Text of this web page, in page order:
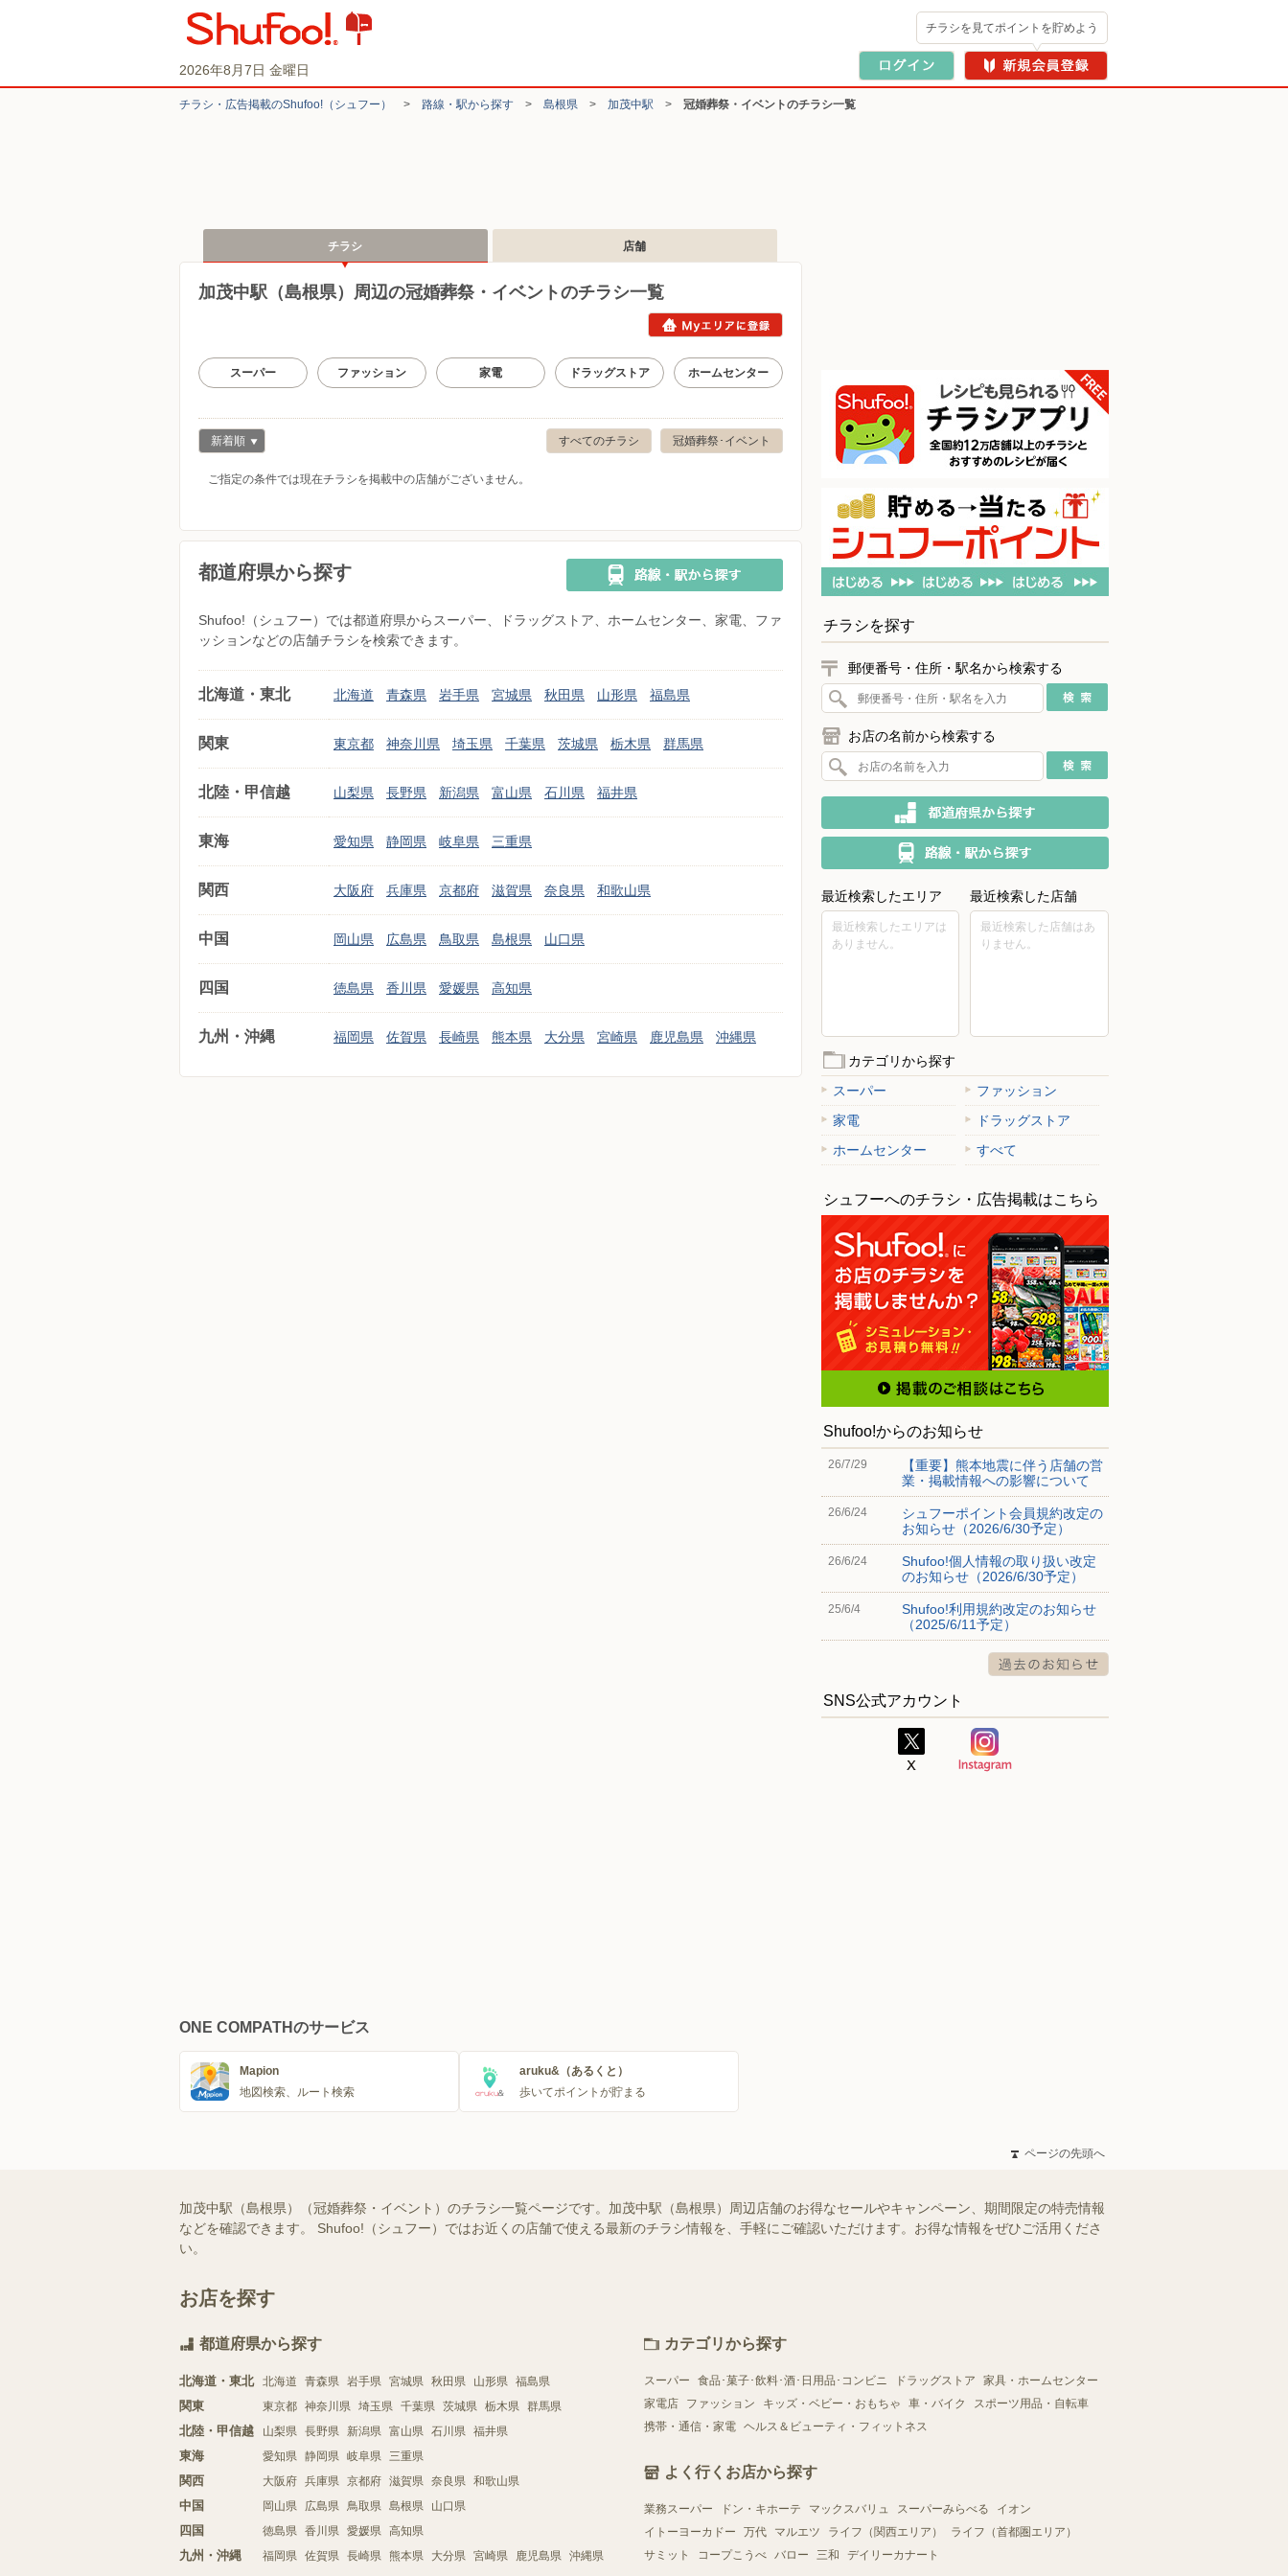
2026年8月7日 金曜日
チラシを見てポイントを貯めよう
チラシ・​広告掲載の​Shufoo!​（シュフー） > 路線・駅から探す > 島根県 > 加茂中駅 > 冠婚葬祭・イベントのチラシ一覧
チラシ 店舗
加茂中駅（島根県）周辺の冠婚葬祭・イベントのチラシ一覧
スーパー ファッション 家電 ドラッグストア ホームセンター
冠婚葬祭･イベント
すべてのチラシ
新着順
ご指定の条件では現在チラシを掲載中の店舗がございません。
都道府県から探す
Shufoo!（シュフー）では都道府県からスーパー、ドラッグストア、ホームセンター、家電、ファ
ッションなどの店舗チラシを検索できます。
北海道・東北 北海道 青森県 岩手県 宮城県 秋田県 山形県 福島県
関東 東京都 神奈川県 埼玉県 千葉県 茨城県 栃木県 群馬県
北陸・甲信越 山梨県 長野県 新潟県 富山県 石川県 福井県
東海 愛知県 静岡県 岐阜県 三重県
関西 大阪府 兵庫県 京都府 滋賀県 奈良県 和歌山県
中国 岡山県 広島県 鳥取県 島根県 山口県
四国 徳島県 香川県 愛媛県 高知県
九州・沖縄 福岡県 佐賀県 長崎県 熊本県 大分県 宮崎県 鹿児島県 沖縄県
チラシを探す
郵便番号・住所・駅名から検索する
お店の名前から検索する
最近検索したエリア
最近検索したエリアは
ありません。
最近検索した店舗
最近検索した店舗はあ
りません。
カテゴリから探す
スーパー
ファッション
家電
ドラッグストア
ホームセンター
すべて
シュフーへのチラシ・広告掲載はこちら
Shufoo!からのお知らせ
26/7/29
【重要】熊本地震に伴う店舗の営
業・掲載情報への影響について
26/6/24
シュフーポイント会員規約改定の
お知らせ（2026/6/30予定）
26/6/24
Shufoo!個人情報の取り扱い改定
のお知らせ（2026/6/30予定）
25/6/4
Shufoo!利用規約改定のお知らせ
（2025/6/11予定）
SNS公式アカウント
ONE COMPATHのサービス
Mapion
地図検索、ルート検索
aruku&（あるくと）
歩いてポイントが貯まる
ページの先頭へ
加茂中駅（島根県）（冠婚葬祭・イベント）のチラシ一覧ページです。加茂中駅（島根県）周辺店舗のお得なセールやキャンペーン、期間限定の特売情報
などを確認できます。 Shufoo!（シュフー）ではお近くの店舗で使える最新のチラシ情報を、手軽にご確認いただけます。お得な情報をぜひご活用くださ
い。
お店を探す
都道府県から探す
北海道・東北 北海道 青森県 岩手県 宮城県 秋田県 山形県 福島県
関東 東京都 神奈川県 埼玉県 千葉県 茨城県 栃木県 群馬県
北陸・甲信越 山梨県 長野県 新潟県 富山県 石川県 福井県
東海 愛知県 静岡県 岐阜県 三重県
関西 大阪府 兵庫県 京都府 滋賀県 奈良県 和歌山県
中国 岡山県 広島県 鳥取県 島根県 山口県
四国 徳島県 香川県 愛媛県 高知県
九州・沖縄 福岡県 佐賀県 長崎県 熊本県 大分県 宮崎県 鹿児島県 沖縄県
カテゴリから探す
スーパー 食品･菓子･飲料･酒･日用品･コンビニ ドラッグストア
家具・ホームセンター
家電店
ファッション キッズ・ベビー・おもちゃ 車・バイク
スポーツ用品・自転車
携帯・通信・家電 ヘルス＆ビューティ・フィットネス
よく行くお店から探す
業務スーパー ドン・キホーテ マックスバリュ スーパーみらべる
イオン
イトーヨーカドー
万代 マルエツ ライフ（関西エリア）
ライフ（首都圏エリア）
サミット
コープこうべ バロー 三和 デイリーカナート